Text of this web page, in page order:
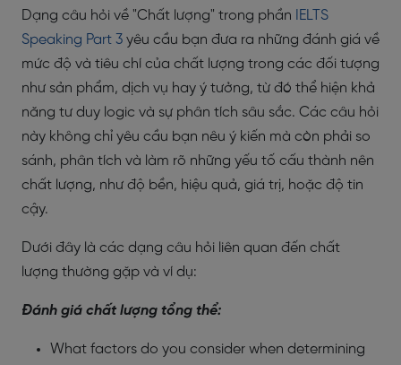
Dạng câu hỏi về "Chất lượng" trong phần
IELTS
Speaking Part 3 yêu cầu bạn đưa ra những đánh giá về
mức độ và tiêu chí của chất lượng trong các đối tượng
như sản phẩm, dịch vụ hay ý tưởng, từ đó thể hiện khả
năng tư duy logic và sự phân tích sâu sắc. Các câu hỏi
này không chỉ yêu cầu bạn nêu ý kiến mà còn phải so
sánh, phân tích và làm rõ những yếu tố cấu thành nên
chất lượng, như độ bền, hiệu quả, giá trị, hoặc độ tin
cậy.
Dưới đây là các dạng câu hỏi liên quan đến chất
lượng thường gặp và ví dụ:
Đánh giá chất lượng tổng thể:
What factors do you consider when determining